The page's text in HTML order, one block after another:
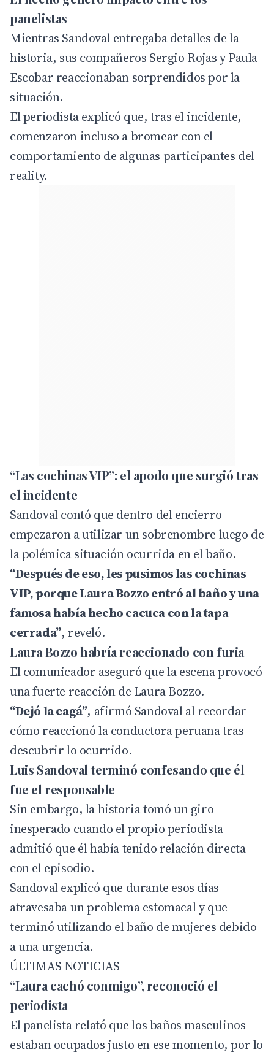
panelistas
Mientras Sandoval entregaba detalles de la
historia, sus compañeros Sergio Rojas y Paula
Escobar reaccionaban sorprendidos por la
situación.
El periodista explicó que, tras el incidente,
comenzaron incluso a bromear con el
comportamiento de algunas participantes del
reality.
“Las cochinas VIP”: el apodo que surgió tras
el incidente
Sandoval contó que dentro del encierro
empezaron a utilizar un sobrenombre luego de
la polémica situación ocurrida en el baño.
“Después de eso, les pusimos las cochinas
VIP, porque Laura Bozzo entró al baño y una
famosa había hecho cacuca con la tapa
cerrada”, reveló.
Laura Bozzo habría reaccionado con furia
El comunicador aseguró que la escena provocó
una fuerte reacción de Laura Bozzo.
“Dejó la cagá”, afirmó Sandoval al recordar
cómo reaccionó la conductora peruana tras
descubrir lo ocurrido.
Luis Sandoval terminó confesando que él
fue el responsable
Sin embargo, la historia tomó un giro
inesperado cuando el propio periodista
admitió que él había tenido relación directa
con el episodio.
Sandoval explicó que durante esos días
atravesaba un problema estomacal y que
terminó utilizando el baño de mujeres debido
a una urgencia.
ÚLTIMAS NOTICIAS
“Laura cachó conmigo”, reconoció el
periodista
El panelista relató que los baños masculinos
estaban ocupados justo en ese momento, por lo